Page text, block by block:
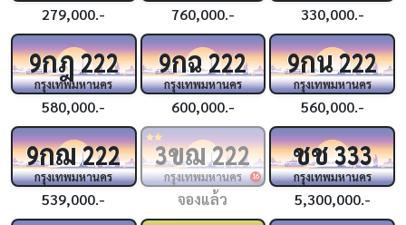
279,000.- 760,000.- 330,000.-
9กฎ222
กรุงเทพมหานคร
580,000.-
9กฉ222
กรุงเทพมหานคร
600,000.-
9กน222
กรุงเทพมหานคร
560,000.-
9กฌ222
กรุงเทพมหานคร
539,000.-
16
3ขฌ222
กรุงเทพมหานคร
จองแล้ว
ชช333
กรุงเทพมหานคร
5,300,000.-